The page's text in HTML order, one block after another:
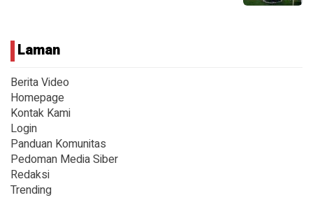
Laman
Berita Video
Homepage
Kontak Kami
Login
Panduan Komunitas
Pedoman Media Siber
Redaksi
Trending